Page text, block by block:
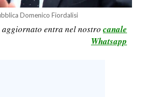
Domenico Fiordalisi
aggiornato entra nel nostro canale
Whatsapp